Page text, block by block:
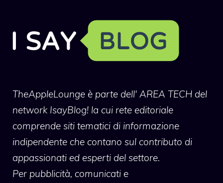
TheAppleLounge è parte dell' AREA TECH del
network IsayBlog! la cui rete editoriale
comprende siti tematici di informazione
indipendente che contano sul contributo di
appassionati ed esperti del settore.
Per pubblicità, comunicati e